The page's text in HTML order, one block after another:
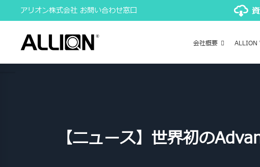
to
content
アリオン株式会社 お問い合わせ窓口
会社概要 ALLION
【ニュース】世界初の